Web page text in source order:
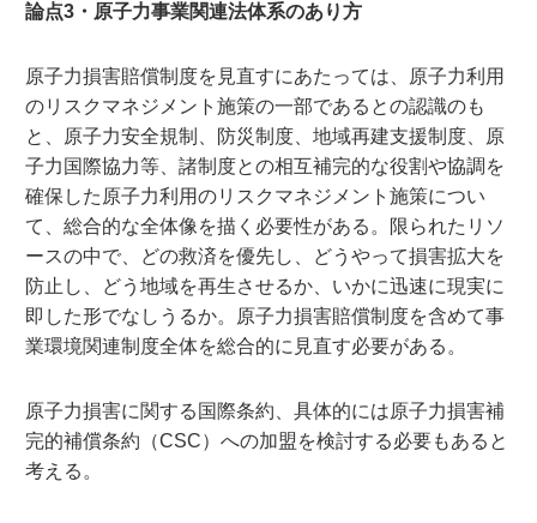
論点3・原子力事業関連法体系のあり方
原子力損害賠償制度を見直すにあたっては、原子力利用
のリスクマネジメント施策の一部であるとの認識のも
と、原子力安全規制、防災制度、地域再建支援制度、原
子力国際協力等、諸制度との相互補完的な役割や協調を
確保した原子力利用のリスクマネジメント施策につい
て、総合的な全体像を描く必要性がある。限られたリソ
ースの中で、どの救済を優先し、どうやって損害拡大を
防止し、どう地域を再生させるか、いかに迅速に現実に
即した形でなしうるか。原子力損害賠償制度を含めて事
業環境関連制度全体を総合的に見直す必要がある。
原子力損害に関する国際条約、具体的には原子力損害補
完的補償条約（CSC）への加盟を検討する必要もあると
考える。